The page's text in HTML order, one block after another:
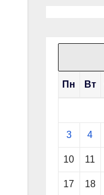
Пн Вт
3 4
10 11
17 18